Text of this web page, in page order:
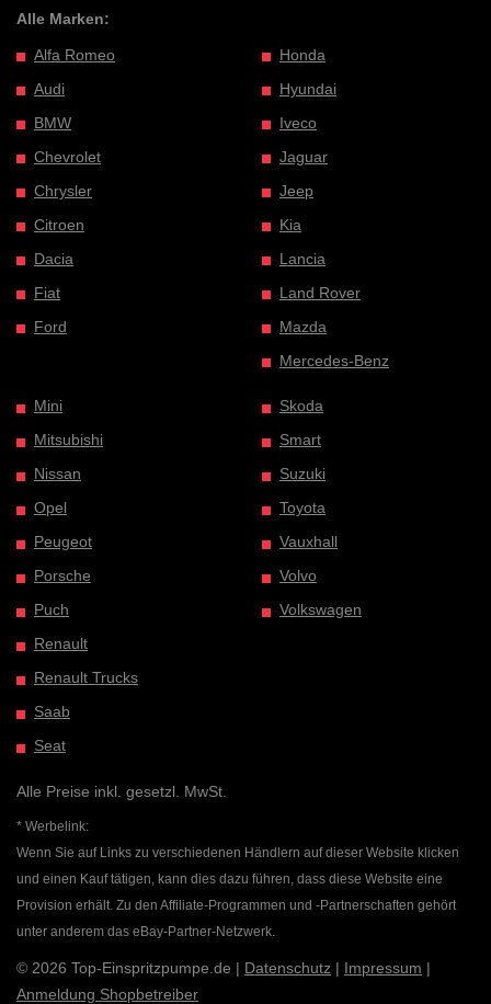
Alle Marken:
Alfa Romeo
Audi
BMW
Chevrolet
Chrysler
Citroen
Dacia
Fiat
Ford
Honda
Hyundai
Iveco
Jaguar
Jeep
Kia
Lancia
Land Rover
Mazda
Mercedes-Benz
Mini
Mitsubishi
Nissan
Opel
Peugeot
Porsche
Puch
Renault
Renault Trucks
Saab
Seat
Skoda
Smart
Suzuki
Toyota
Vauxhall
Volvo
Volkswagen
Alle Preise inkl. gesetzl. MwSt.
* Werbelink:
Wenn Sie auf Links zu verschiedenen Händlern auf dieser Website klicken
und einen Kauf tätigen, kann dies dazu führen, dass diese Website eine
Provision erhält. Zu den Affiliate-Programmen und -Partnerschaften gehört
unter anderem das eBay-Partner-Netzwerk.
© 2026 Top-Einspritzpumpe.de | Datenschutz | Impressum |
Anmeldung Shopbetreiber